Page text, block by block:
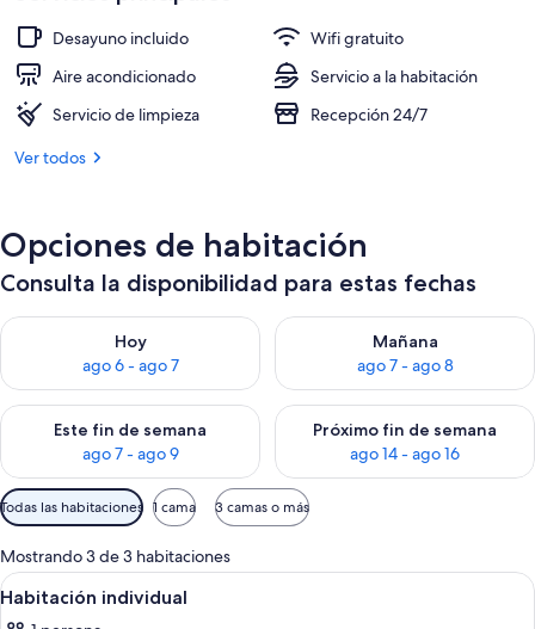
Detalle exterior
Desayuno incluido
Wifi gratuito
Aire acondicionado
Servicio a la habitación
Servicio de limpieza
Recepción 24/7
Ver todos
Opciones de habitación
Consulta la disponibilidad para estas fechas
Hoy
ago 6 - ago 7
Consulta la disponibilidad para hoy ago 6 - ago 7
Mañana
ago 7 - ago 8
Consulta la disponibilidad
Este fin de semana
ago 7 - ago 9
Consulta la disponibilidad para este fin de semana ago 7 -
Próximo fin de semana
ago 14 - ago 16
Consulta la disponibilidad
Filtros
disponibles
para
las
habitaciones
Todas las habitaciones 1 cama 3 camas o más
Mostrando 3 de 3 habitaciones
Abrir
todas
Una habitación con una cama, un
6
Habitación individual